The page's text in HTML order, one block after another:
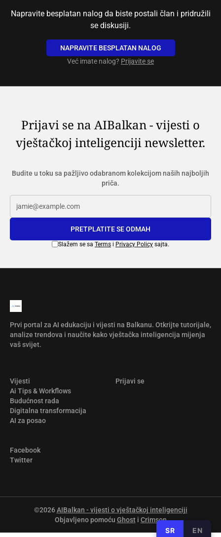
Napravite besplatan nalog da biste postali član i pridružili
se diskusiji.
NAPRAVITE BESPLATAN NALOG
Već imate nalog? Prijavite se
Prijavi se na AIBalkan - vijesti o
vještačkoj inteligenciji newsletter.
Budite u toku sa pažljivo odabranom kolekcijom naših najboljih
priča.
PRETPLATITE SE ODMAH
Slažem se sa Terms i Privacy Policy sajta.
Prvi portal za AI edukaciju i vijesti na Balkanu. Otkrijte tutorijale,
analize trendova i naučite kako vještačka inteligencija mijenja
vaš svijet.
Vijesti
Ai Tips & Workflows
Budućnost rada
Digitalna transformacija
AI za posao
Prijavi se
Facebook
Twitter
©2026AIBalkan - vijesti o vještačkoj inteligenciji
Objavljeno pomoću Ghosti Crimson
SR EN